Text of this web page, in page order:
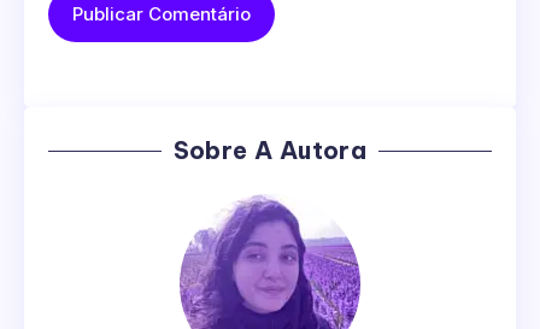
Sobre A Autora